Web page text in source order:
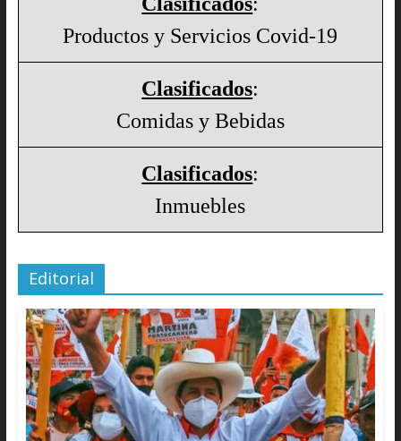
Productos y Servicios Covid-19
Clasificados:
Comidas y Bebidas
Clasificados:
Inmuebles
Editorial